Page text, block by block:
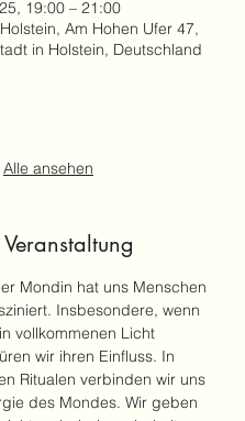
19:00 – 21:00
Am Hohen Ufer 47,
in Holstein, Deutschland
Alle ansehen
Mondin hat uns Menschen
Insbesondere, wenn
vollkommenen Licht
wir ihren Einfluss. In
Ritualen verbinden wir uns
des Mondes. Wir geben